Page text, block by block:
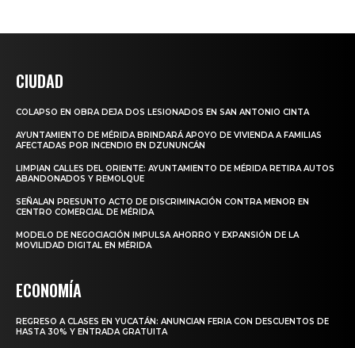
CIUDAD
COLAPSO EN OBRA DEJA DOS LESIONADOS EN SAN ANTONIO CINTA
AYUNTAMIENTO DE MÉRIDA BRINDARÁ APOYO DE VIVIENDA A FAMILIAS
AFECTADAS POR INCENDIO EN DZUNUNCÁN
LIMPIAN CALLES DEL ORIENTE: AYUNTAMIENTO DE MÉRIDA RETIRA AUTOS
ABANDONADOS Y REMOLQUE
SEÑALAN PRESUNTO ACTO DE DISCRIMINACIÓN CONTRA MENOR EN
CENTRO COMERCIAL DE MÉRIDA
MODELO DE NEGOCIACIÓN IMPULSA AHORRO Y EXPANSIÓN DE LA
MOVILIDAD DIGITAL EN MÉRIDA
ECONOMÍA
REGRESO A CLASES EN YUCATÁN: ANUNCIAN FERIA CON DESCUENTOS DE
HASTA 30% Y ENTRADA GRATUITA